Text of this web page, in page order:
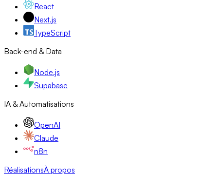
React
Next.js
TypeScript
Back-end & Data
Node.js
Supabase
IA & Automatisations
OpenAI
Claude
n8n
RéalisationsÀ propos